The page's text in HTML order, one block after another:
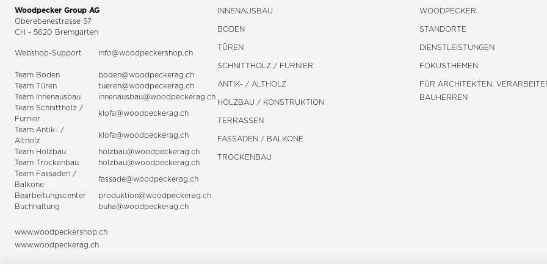
Woodpecker Group AG
Oberebenestrasse 57
CH - 5620 Bremgarten
Webshop-Support info@woodpeckershop.ch
Team Boden
boden@woodpeckerag.ch
Team Türen
tueren@woodpeckerag.ch
Team Innenausbau
innenausbau@woodpeckerag.ch
Team Schnittholz /
Furnier
klofa@woodpeckerag.ch
Team Antik- /
Altholz
klofa@woodpeckerag.ch
Team Holzbau
holzbau@woodpeckerag.ch
Team Trockenbau
holzbau@woodpeckerag.ch
Team Fassaden /
Balkone
fassade@woodpeckerag.ch
Bearbeitungscenter
produktion@woodpeckerag.ch
Buchhaltung
buha@woodpeckerag.ch
www.woodpeckershop.ch
www.woodpeckerag.ch
INNENAUSBAU
BODEN
TÜREN
SCHNITTHOLZ / FURNIER
ANTIK- / ALTHOLZ
HOLZBAU / KONSTRUKTION
TERRASSEN
FASSADEN / BALKONE
TROCKENBAU
WOODPECKER
STANDORTE
DIENSTLEISTUNGEN
FOKUSTHEMEN
FÜR ARCHITEKTEN,
BAUHERREN